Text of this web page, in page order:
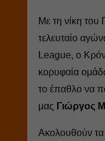
Με τη νίκη του
τελευταίο
League, ο
κορυφαία
το έπαθλο να
μας Γιώργος
Ακολουθούν τα